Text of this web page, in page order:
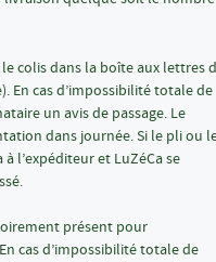
colis dans la boîte aux lettres
En cas d’impossibilité totale de
un avis de passage. Le
dans journée. Si le pli ou
l’expéditeur et LuZéCa se
présent pour
cas d’impossibilité totale de